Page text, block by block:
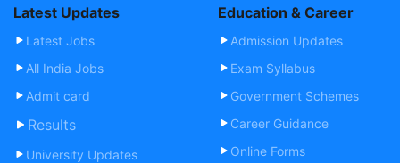
Latest Updates
Latest Jobs
All India Jobs
Admit card
Results
University Updates
Education & Career
Admission Updates
Exam Syllabus
Government Schemes
Career Guidance
Online Forms